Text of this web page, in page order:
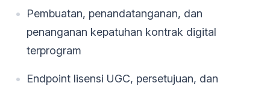
Pembuatan, penandatanganan, dan
penanganan kepatuhan kontrak digital
terprogram
Endpoint lisensi UGC, persetujuan, dan